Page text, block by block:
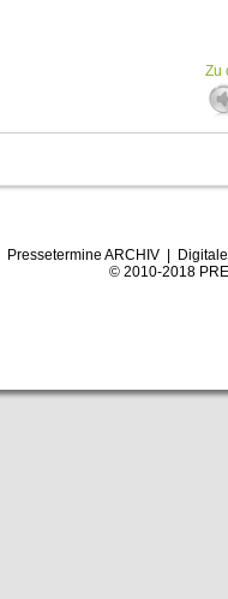
Zu
Pressetermine ARCHIV|
© 2010-2018